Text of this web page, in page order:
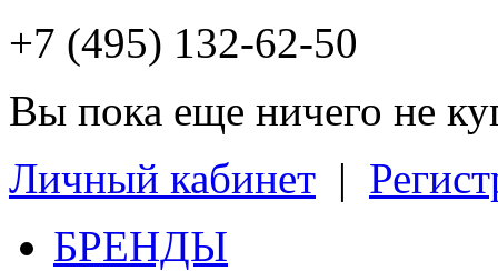
+7 (495) 132-62-50
Вы пока еще ничего не
Личный кабинет |
БРЕНДЫ